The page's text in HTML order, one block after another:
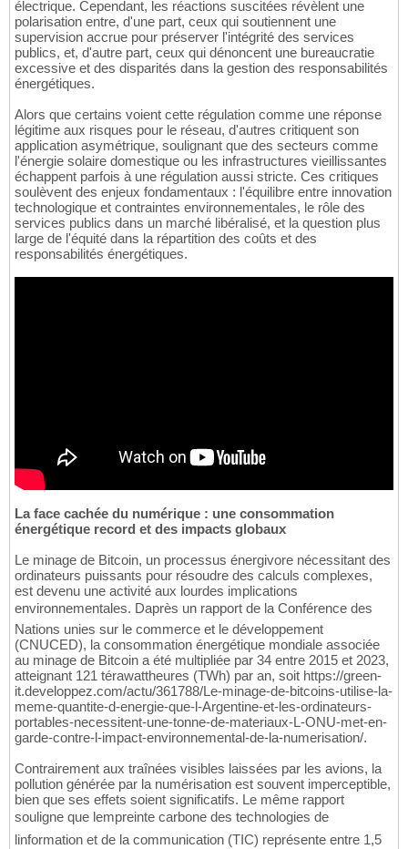
électrique. Cependant, les réactions suscitées révèlent une
polarisation entre, d'une part, ceux qui soutiennent une
supervision accrue pour préserver l'intégrité des services
publics, et, d'autre part, ceux qui dénoncent une bureaucratie
excessive et des disparités dans la gestion des responsabilités
énergétiques.
Alors que certains voient cette régulation comme une réponse
légitime aux risques pour le réseau, d'autres critiquent son
application asymétrique, soulignant que des secteurs comme
l'énergie solaire domestique ou les infrastructures vieillissantes
échappent parfois à une régulation aussi stricte. Ces critiques
soulèvent des enjeux fondamentaux : l'équilibre entre innovation
technologique et contraintes environnementales, le rôle des
services publics dans un marché libéralisé, et la question plus
large de l'équité dans la répartition des coûts et des
responsabilités énergétiques.
La face cachée du numérique : une consommation
énergétique record et des impacts globaux
Le minage de Bitcoin, un processus énergivore nécessitant des
ordinateurs puissants pour résoudre des calculs complexes,
est devenu une activité aux lourdes implications
environnementales. Daprès un rapport de la Conférence des
Nations unies sur le commerce et le développement
(CNUCED), la consommation énergétique mondiale associée
au minage de Bitcoin a été multipliée par 34 entre 2015 et 2023,
atteignant 121 térawattheures (TWh) par an, soit https://green-
it.developpez.com/actu/361788/Le-minage-de-bitcoins-utilise-la-
meme-quantite-d-energie-que-l-Argentine-et-les-ordinateurs-
portables-necessitent-une-tonne-de-materiaux-L-ONU-met-en-
garde-contre-l-impact-environnemental-de-la-numerisation/.
Contrairement aux traînées visibles laissées par les avions, la
pollution générée par la numérisation est souvent imperceptible,
bien que ses effets soient significatifs. Le même rapport
souligne que lempreinte carbone des technologies de
linformation et de la communication (TIC) représente entre 1,5